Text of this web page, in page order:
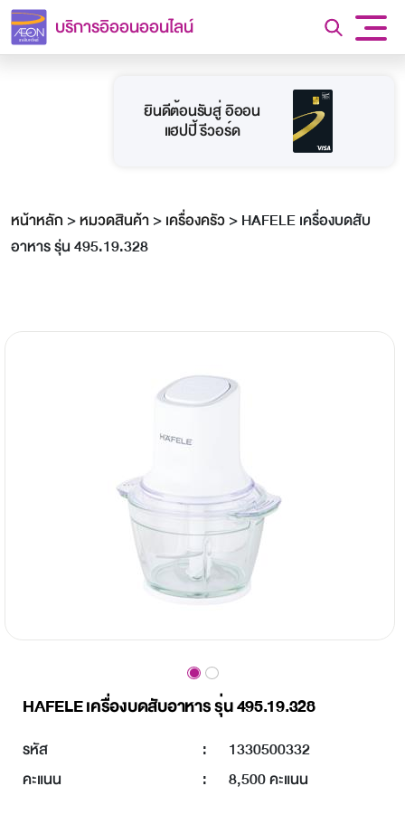
บริการอิออนออนไลน์
ยินดีต้อนรับสู่ อิออน
แฮปปี้ รีวอร์ด
หน้าหลัก >หมวดสินค้า>เครื่องครัว>HAFELE เครื่องบดสับ
อาหาร รุ่น 495.19.328
HAFELE เครื่องบดสับอาหาร รุ่น 495.19.328
รหัส :
1330500332
คะแนน
: 8,500 คะแนน